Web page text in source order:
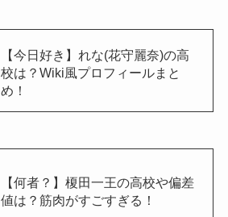
【今日好き】れな(花守麗奈)の高
校は？Wiki風プロフィールまと
め！
【何者？】榎田一王の高校や偏差
値は？筋肉がすごすぎる！